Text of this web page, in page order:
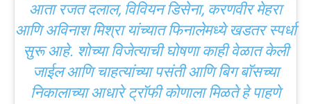
आता रजत दलाल, विवियन डिसेना, करणवीर मेहरा
आणि अविनाश मिश्रा यांच्यात फिनालेमध्ये खडतर स्पर्धा
सुरू आहे. शोच्या विजेत्याची घोषणा काही वेळात केली
जाईल आणि चाहत्यांच्या पसंती आणि बिग बॉसच्या
निकालाच्या आधारे ट्रॉफी कोणाला मिळते हे पाहणे